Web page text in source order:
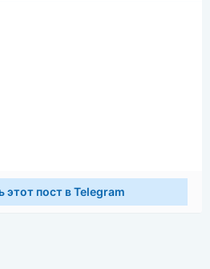
этот пост в Telegram